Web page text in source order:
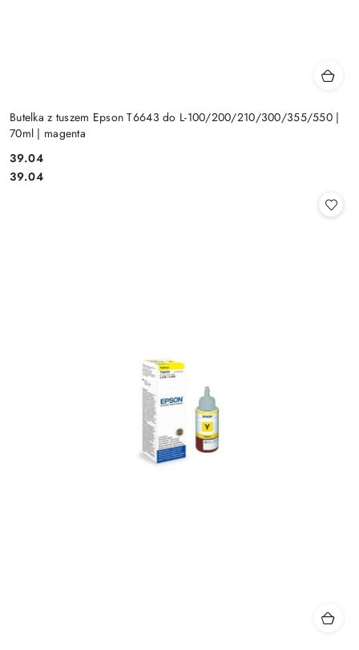
Butelka z tuszem Epson T6643 do L-100/200/210/300/355/550 |
70ml | magenta
Cena:
39.04
Cena:
39.04